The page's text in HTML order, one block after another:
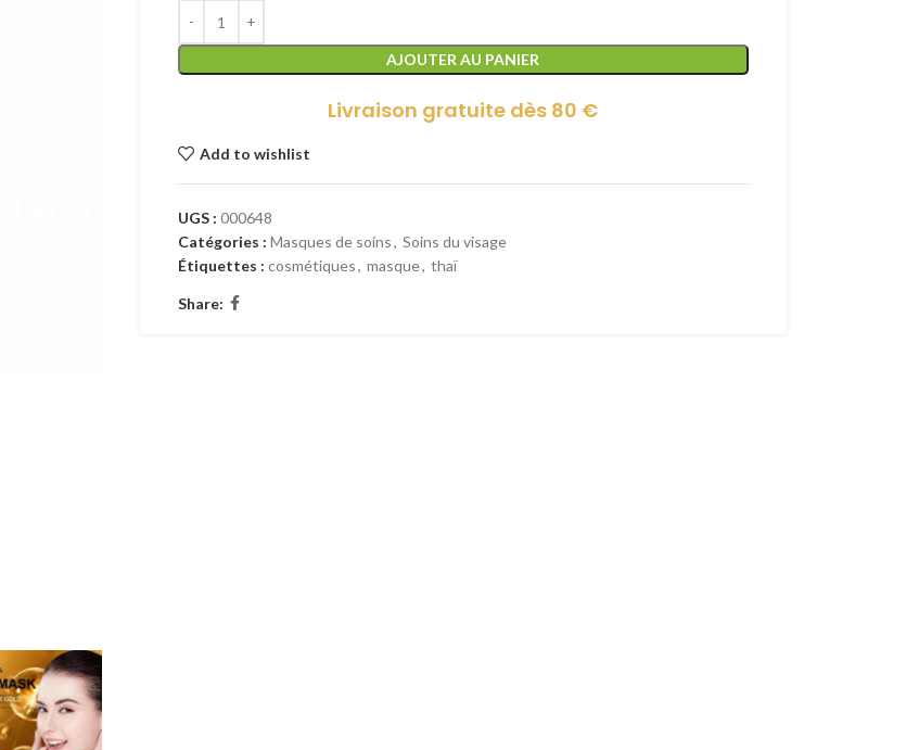
AJOUTER AU PANIER
Livraison gratuite dès 80 €
Add to wishlist
UGS : 000648
Catégories : Masques de soins, Soins du visage
Étiquettes : cosmétiques, masque, thaï
Share: